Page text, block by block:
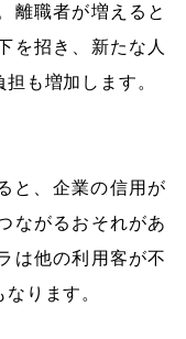
離職者が増えると
を招き、新たな人
も増加します。
と、企業の信用が
ながるおそれがあ
は他の利用客が不
ります。